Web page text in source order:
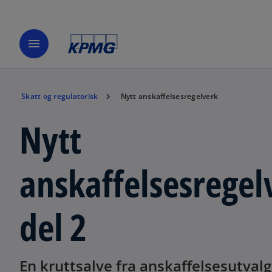
menu
Skatt og regulatorisk Nytt anskaffelsesregelverk
Nytt
del 2
En kruttsalve fra